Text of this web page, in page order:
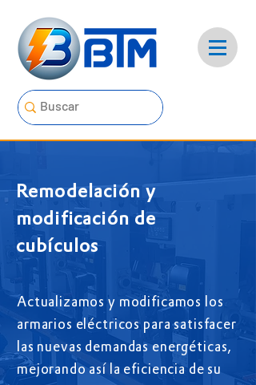
Remodelación y
modificación de
cubículos
Actualizamos y modificamos los
armarios eléctricos para satisfacer
las nuevas demandas energéticas,
mejorando así la eficiencia de su